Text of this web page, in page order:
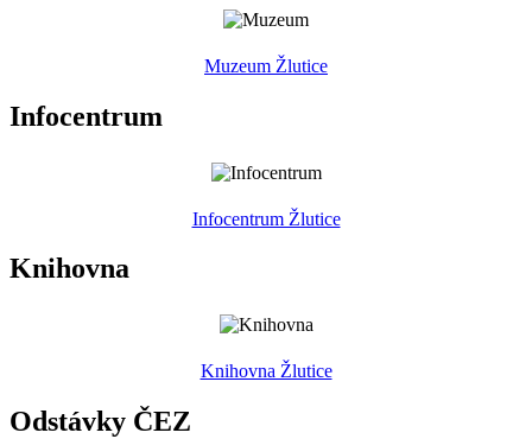
Muzeum Žlutice
Infocentrum
Infocentrum Žlutice
Knihovna
Knihovna Žlutice
Odstávky ČEZ